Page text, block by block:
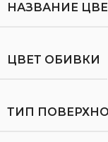
НАЗВАНИЕ
ЦВЕТ ОБИВКИ
ТИП